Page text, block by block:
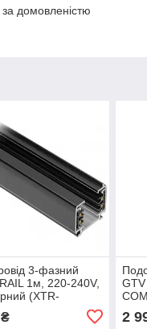
домовленістю
3-фазний
1м, 220-240V,
(XTR-
2